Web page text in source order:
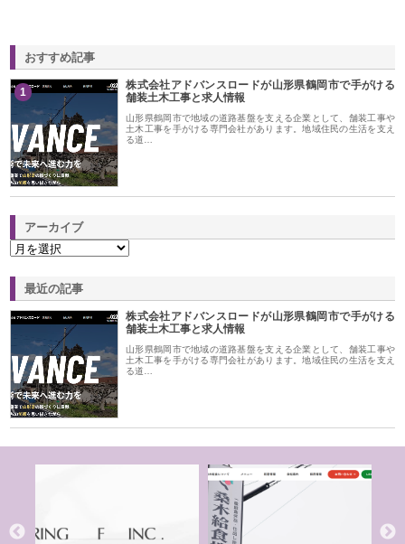
おすすめ記事
1
株式会社アドバンスロードが山形県鶴岡市で手がける
舗装土木工事と求人情報
山形県鶴岡市で地域の道路基盤を支える企業として、舗装工事や
土木工事を手がける専門会社があります。地域住民の生活を支え
る道…
アーカイブ
最近の記事
株式会社アドバンスロードが山形県鶴岡市で手がける
舗装土木工事と求人情報
山形県鶴岡市で地域の道路基盤を支える企業として、舗装工事や
土木工事を手がける専門会社があります。地域住民の生活を支え
る道…